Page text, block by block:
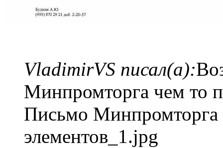
VladimirVS писал(а):
Минпромторга чем то
Письмо Минпромторга
элементов_1.jpg